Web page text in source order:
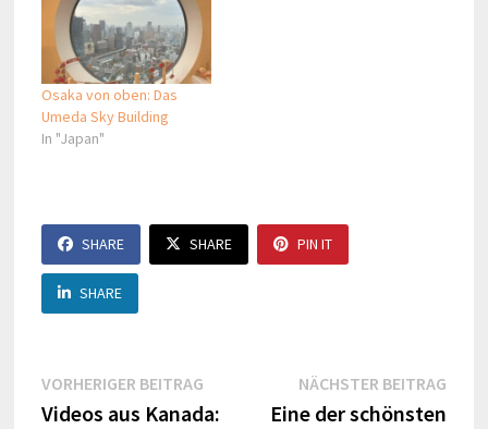
Osaka von oben: Das
Umeda Sky Building
In "Japan"
SHARE SHARE PIN IT
SHARE
Beitragsnavigation
VORHERIGER BEITRAGVorheriger
Beitrag:
Videos aus Kanada:
NÄCHSTER BEITRAG
Eine der schönsten